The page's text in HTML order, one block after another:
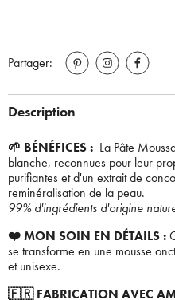
Partager:
Description
🌱 BÉNÉFICES : La Pâte
blanche, reconnues pour leur
purifiantes et d'un extrait de
reminéralisation de la peau.
99% d'ingrédients d'origine
❤️ MON SOIN EN DÉTAILS :
se transforme en une mousse
et unisexe.
🇫🇷 FABRICATION AVEC